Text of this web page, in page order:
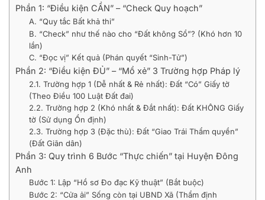
Phần 1: “Điều kiện CẦN” – “Check Quy hoạch”
A. “Quy tắc Bất khả thi”
B. “Check” như thế nào cho “Đất không Sổ”? (Khó hơn 10
lần)
C. “Đọc vị” Kết quả (Phán quyết “Sinh-Tử”)
Phần 2: “Điều kiện ĐỦ” – “Mổ xẻ” 3 Trường hợp Pháp lý
2.1. Trường hợp 1 (Dễ nhất & Rẻ nhất): Đất “Có” Giấy tờ
(Theo Điều 100 Luật Đất đai)
2.2. Trường hợp 2 (Khó nhất & Đắt nhất): Đất KHÔNG Giấy
tờ (Sử dụng Ổn định)
2.3. Trường hợp 3 (Đặc thù): Đất “Giao Trái Thẩm quyền”
(Đất Giãn dân)
Phần 3: Quy trình 6 Bước “Thực chiến” tại Huyện Đông
Anh
Bước 1: Lập “Hồ sơ Đo đạc Kỹ thuật” (Bắt buộc)
Bước 2: “Cửa ải” Sống còn tại UBND Xã (Thẩm định